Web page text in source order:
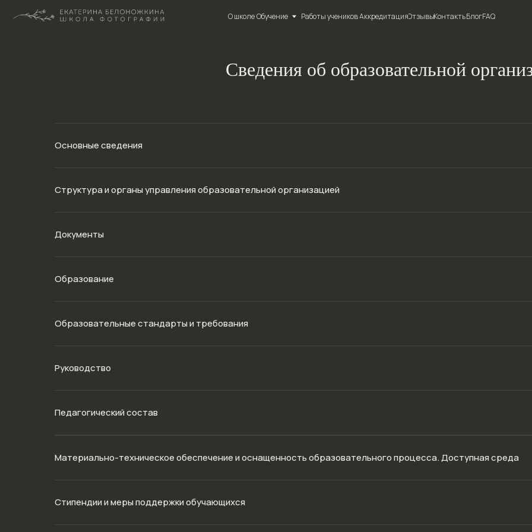
Обучение Работы учениковАккредитацияОтзывыКонтактыБлогFAQ
Обучение Работы учениковАккредитацияОтзывыКонтактыБлогFAQ
Сведения об образовательной
Основные сведения
Структура и органы управления образовательной организацией
Документы
Образование
Образовательные стандарты и требования
Руководство
Педагогический состав
Материально-техническое обеспечение и оснащенность образовательного процесса. Доступная среда
Стипендии и меры поддержки обучающихся